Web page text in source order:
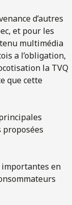
d’autres
et pour les
multimédia
a l’obligation,
la TVQ
que cette
proposées
importantes en